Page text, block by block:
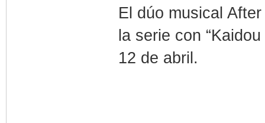
El dúo musical
la serie con
12 de abril.